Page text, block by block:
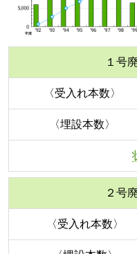
１号
〈受入れ本数〉
〈埋設本数〉
２号
〈受入れ本数〉